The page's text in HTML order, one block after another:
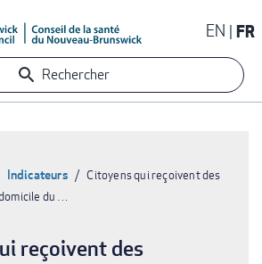
EN FR
Rechercher
Indicateurs
Citoyens qui reçoivent des
du …
reçoivent des